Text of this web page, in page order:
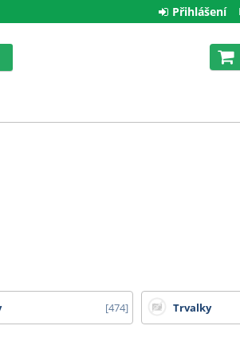
Přihlášení
474 Trvalky